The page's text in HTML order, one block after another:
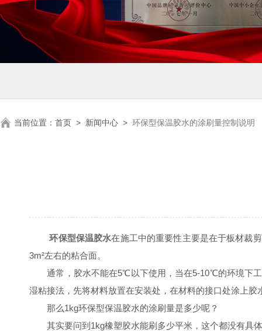
当前位置： 首页 > 新闻中心 > 环保型保温胶水的涂刷量控制说明
环保型保温胶水在施工中的重要性主要是在于板材裁
3m²左右的粘合面。
通常，胶水不能在5℃以下使用，当在5-10℃的环境下工
湿粘接法，先将材料放置在安装处，在材料的接口处涂上
那么1kg环保型保温胶水的涂刷量是多少呢？
其实要问到1kg橡塑胶水能刷多少平米，这个都没有具体